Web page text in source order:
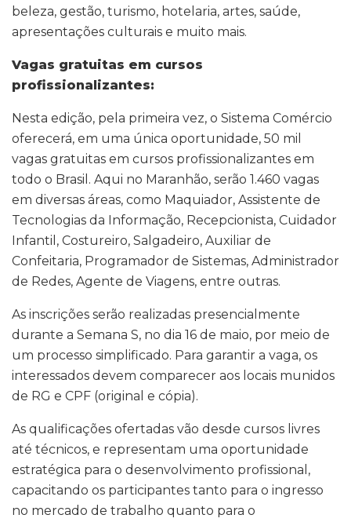
beleza, gestão, turismo, hotelaria, artes, saúde,
apresentações culturais e muito mais.
Vagas gratuitas em cursos
profissionalizantes:
Nesta edição, pela primeira vez, o Sistema Comércio
oferecerá, em uma única oportunidade, 50 mil
vagas gratuitas em cursos profissionalizantes em
todo o Brasil. Aqui no Maranhão, serão 1.460 vagas
em diversas áreas, como Maquiador, Assistente de
Tecnologias da Informação, Recepcionista, Cuidador
Infantil, Costureiro, Salgadeiro, Auxiliar de
Confeitaria, Programador de Sistemas, Administrador
de Redes, Agente de Viagens, entre outras.
As inscrições serão realizadas presencialmente
durante a Semana S, no dia 16 de maio, por meio de
um processo simplificado. Para garantir a vaga, os
interessados devem comparecer aos locais munidos
de RG e CPF (original e cópia).
As qualificações ofertadas vão desde cursos livres
até técnicos, e representam uma oportunidade
estratégica para o desenvolvimento profissional,
capacitando os participantes tanto para o ingresso
no mercado de trabalho quanto para o